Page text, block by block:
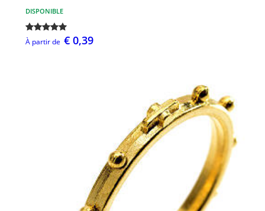
DISPONIBLE
À partir de € 0,39